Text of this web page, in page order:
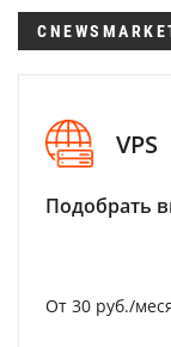
VPS
Подобрать
От 30 руб./